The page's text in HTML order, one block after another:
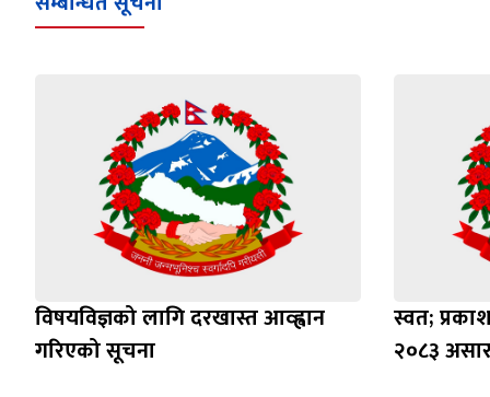
विषयविज्ञको लागि दरखास्त आव्ह्वान
गरिएको सूचना
स्वत;
२०८३